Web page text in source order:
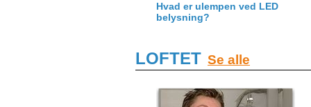
Hvad er ulempen ved LED
belysning?
LOFTET Se alle